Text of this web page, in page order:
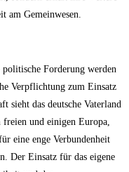
am Gemeinwesen.
Forderung werden
Verpflichtung zum Einsatz
sieht das deutsche Vaterland
und einigen Europa,
eine enge Verbundenheit
Der Einsatz für das eigene